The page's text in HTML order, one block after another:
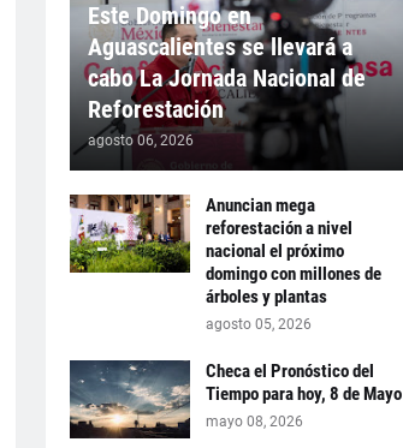
Este Domingo en
Aguascalientes se llevará a
cabo La Jornada Nacional de
Reforestación
agosto 06, 2026
Anuncian mega
reforestación a nivel
nacional el próximo
domingo con millones de
árboles y plantas
agosto 05, 2026
Checa el Pronóstico del
Tiempo para hoy, 8 de Mayo
mayo 08, 2026